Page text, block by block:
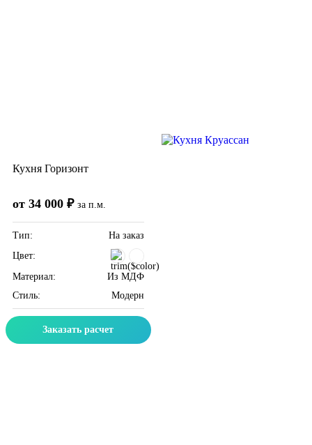
Кухня Горизонт
от 34 000 ₽ за п.м.
Тип:
На заказ
Цвет:
Материал:
Из МДФ
Стиль:
Модерн
Заказать расчет